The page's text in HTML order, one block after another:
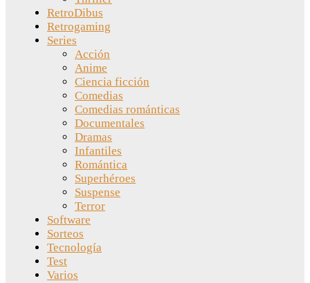
RetroDibus
Retrogaming
Series
Acción
Anime
Ciencia ficción
Comedias
Comedias románticas
Documentales
Dramas
Infantiles
Romántica
Superhéroes
Suspense
Terror
Software
Sorteos
Tecnología
Test
Varios